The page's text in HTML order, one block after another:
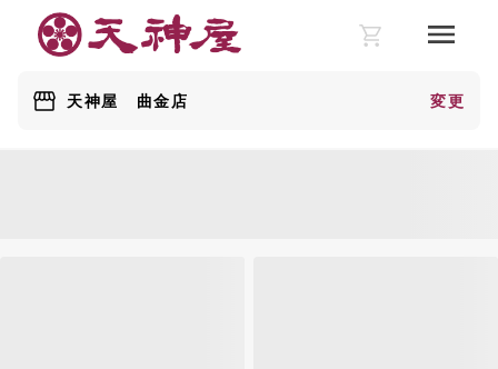
天神屋 曲金店 変更